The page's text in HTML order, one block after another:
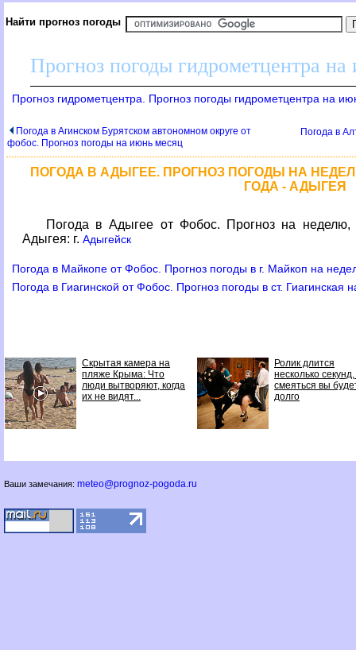
Найти прогноз погоды
Прогноз погоды гидрометцентра
Прогноз гидрометцентра. Прогноз погоды гидрометцентра на
Погода в Агинском Бурятском автономном округе от
фобос. Прогноз погоды на июнь месяц
Погода в
ПОГОДА В АДЫГЕЕ. ПРОГНОЗ ПОГОДЫ НА
ГОДА - АДЫГЕЯ
Погода в Адыгее от Фобос. Прогноз на
Адыгея: г. Адыгейск
Погода в Майкопе от Фобос. Прогноз погоды в г. Майкоп на
Погода в Гиагинской от Фобос. Прогноз погоды в ст.
Скрытая камера на
пляже Крыма: Что
люди вытворяют, когда
их не видят...
Ролик длится
несколько
смеяться вы
долго
Ваши замечания: meteo@prognoz-pogoda.ru